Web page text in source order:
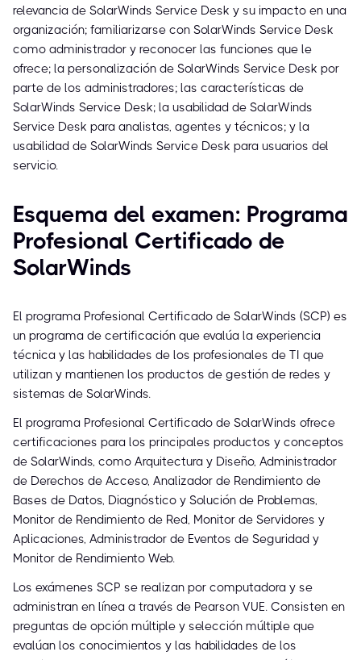
relevancia de SolarWinds Service Desk y su impacto en una
organización; familiarizarse con SolarWinds Service Desk
como administrador y reconocer las funciones que le
ofrece; la personalización de SolarWinds Service Desk por
parte de los administradores; las características de
SolarWinds Service Desk; la usabilidad de SolarWinds
Service Desk para analistas, agentes y técnicos; y la
usabilidad de SolarWinds Service Desk para usuarios del
servicio.
Esquema del examen: Programa
Profesional Certificado de
SolarWinds
El programa Profesional Certificado de SolarWinds (SCP) es
un programa de certificación que evalúa la experiencia
técnica y las habilidades de los profesionales de TI que
utilizan y mantienen los productos de gestión de redes y
sistemas de SolarWinds.
El programa Profesional Certificado de SolarWinds ofrece
certificaciones para los principales productos y conceptos
de SolarWinds, como Arquitectura y Diseño, Administrador
de Derechos de Acceso, Analizador de Rendimiento de
Bases de Datos, Diagnóstico y Solución de Problemas,
Monitor de Rendimiento de Red, Monitor de Servidores y
Aplicaciones, Administrador de Eventos de Seguridad y
Monitor de Rendimiento Web.
Los exámenes SCP se realizan por computadora y se
administran en línea a través de Pearson VUE. Consisten en
preguntas de opción múltiple y selección múltiple que
evalúan los conocimientos y las habilidades de los